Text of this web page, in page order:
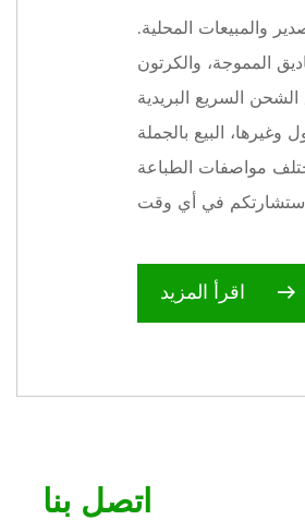
والمبيعات المحلية.
المموجة، والكرتون
السريع البريدية
وغيرها، البيع بالجملة
مواصفات الطباعة
اقرأ المزيد
اتصل بنا